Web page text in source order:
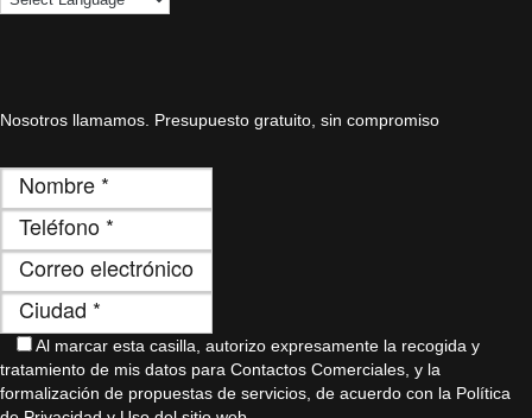
Nosotros llamamos. Presupuesto gratuito, sin compromiso
Al marcar esta casilla, autorizo ​​expresamente la recogida y
tratamiento de mis datos para Contactos Comerciales, y la
formalización de propuestas de servicios, de acuerdo con la Política